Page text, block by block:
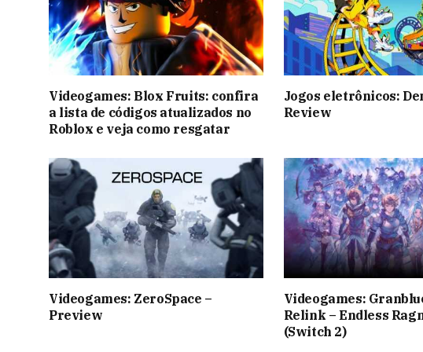
Videogames: Blox Fruits: confira
a lista de códigos atualizados no
Roblox e veja como resgatar
Jogos eletrônicos:
Review
Videogames: ZeroSpace –
Preview
Videogames:
Relink – Endless
(Switch 2)